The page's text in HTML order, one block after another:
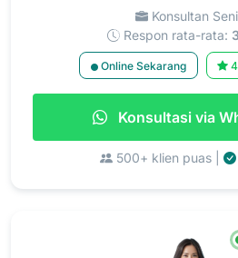
Konsultan
Respon rata-rata:
Online Sekarang
Konsultasi via
500+ klien puas |